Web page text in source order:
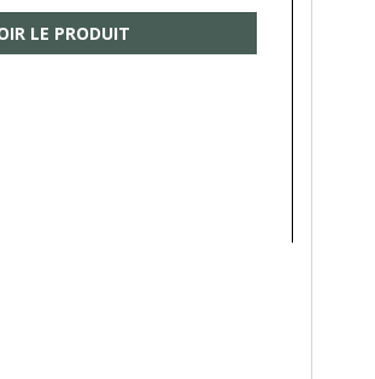
LE PRODUIT